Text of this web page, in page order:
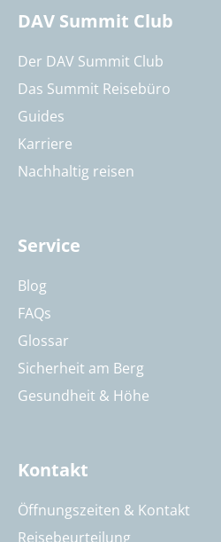
DAV Summit Club
Der DAV Summit Club
Das Summit Reisebüro
Guides
Karriere
Nachhaltig reisen
Service
Blog
FAQs
Glossar
Sicherheit am Berg
Gesundheit & Höhe
Kontakt
Öffnungszeiten & Kontakt
Reisebeurteilung